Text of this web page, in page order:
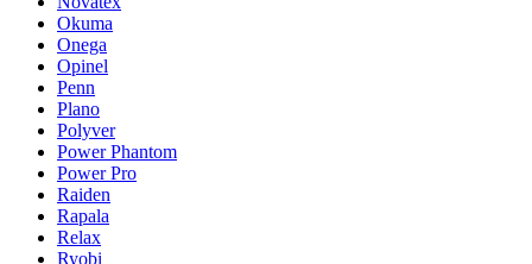
Okuma
Onega
Opinel
Penn
Plano
Polyver
Power Phantom
Power Pro
Raiden
Rapala
Relax
Ryobi